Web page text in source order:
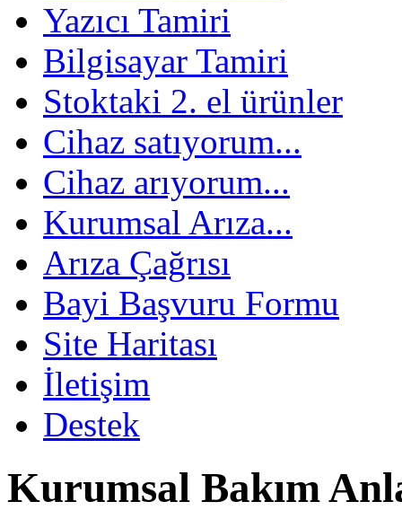
Yazıcı Tamiri
Bilgisayar Tamiri
Stoktaki 2. el ürünler
Cihaz satıyorum...
Cihaz arıyorum...
Kurumsal Arıza...
Arıza Çağrısı
Bayi Başvuru Formu
Site Haritası
İletişim
Destek
Kurumsal Bakım